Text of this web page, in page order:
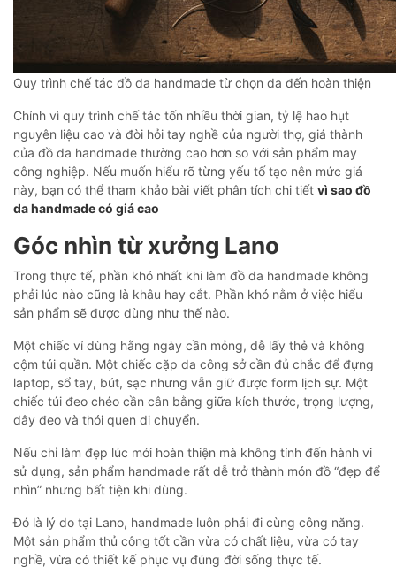
Quy trình chế tác đồ da handmade từ chọn da đến hoàn thiện
Chính vì quy trình chế tác tốn nhiều thời gian, tỷ lệ hao hụt
nguyên liệu cao và đòi hỏi tay nghề của người thợ, giá thành
của đồ da handmade thường cao hơn so với sản phẩm may
công nghiệp. Nếu muốn hiểu rõ từng yếu tố tạo nên mức giá
này, bạn có thể tham khảo bài viết phân tích chi tiết vì sao đồ
da handmade có giá cao
Góc nhìn từ xưởng Lano
Trong thực tế, phần khó nhất khi làm đồ da handmade không
phải lúc nào cũng là khâu hay cắt. Phần khó nằm ở việc hiểu
sản phẩm sẽ được dùng như thế nào.
Một chiếc ví dùng hằng ngày cần mỏng, dễ lấy thẻ và không
cộm túi quần. Một chiếc cặp da công sở cần đủ chắc để đựng
laptop, sổ tay, bút, sạc nhưng vẫn giữ được form lịch sự. Một
chiếc túi đeo chéo cần cân bằng giữa kích thước, trọng lượng,
dây đeo và thói quen di chuyển.
Nếu chỉ làm đẹp lúc mới hoàn thiện mà không tính đến hành vi
sử dụng, sản phẩm handmade rất dễ trở thành món đồ “đẹp để
nhìn” nhưng bất tiện khi dùng.
Đó là lý do tại Lano, handmade luôn phải đi cùng công năng.
Một sản phẩm thủ công tốt cần vừa có chất liệu, vừa có tay
nghề, vừa có thiết kế phục vụ đúng đời sống thực tế.